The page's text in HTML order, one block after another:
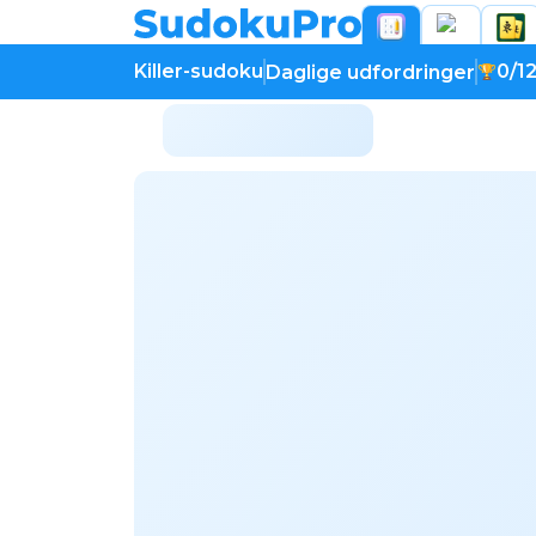
Killer-sudoku Daglige udfordringer 0/12